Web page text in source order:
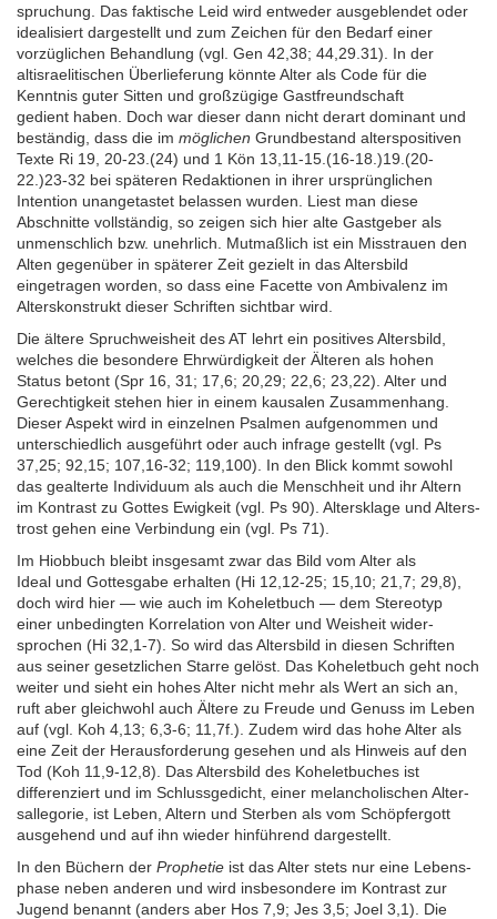
spruchung. Das faktische Leid wird entweder ausge­blendet oder
idealisiert dargestellt und zum Zeichen für den Bedarf einer
vorzüg­lichen Behand­lung (vgl. Gen 42,38; 44,29.31). In der
altisraeli­tischen Über­lieferung könnte Alter als Code für die
Kenntnis guter Sitten und großzügige Gast­freundschaft
gedient haben. Doch war dieser dann nicht derart dominant und
beständig, dass die im möglichen Grund­bestand alterspositiven
Texte Ri 19, 20-23.(24) und 1 Kön 13,11-15.(16-18.)19.(20-
22.)23-32 bei späteren Redaktionen in ihrer ursprünglichen
Intention unangetastet belassen wurden. Liest man diese
Abschnitte vollständig, so zeigen sich hier alte Gast­geber als
unmenschlich bzw. unehrlich. Mut­maßlich ist ein Misstrauen den
Alten gegenüber in späterer Zeit gezielt in das Alters­bild
eingetragen worden, so dass eine Facette von Ambivalenz im
Alters­konstrukt dieser Schriften sichtbar wird.
Die ältere Spruch­weisheit des AT lehrt ein positives Alters­bild,
welches die besondere Ehr­würdigkeit der Älteren als hohen
Status betont (Spr 16, 31; 17,6; 20,29; 22,6; 23,22). Alter und
Gerechtig­keit stehen hier in einem kausalen Zusammen­hang.
Dieser Aspekt wird in einzelnen Psalmen aufge­nommen und
unterschiedlich ausgeführt oder auch infrage gestellt (vgl. Ps
37,25; 92,15; 107,16-32; 119,100). In den Blick kommt sowohl
das gealterte Individuum als auch die Mensch­heit und ihr Altern
im Kontrast zu Gottes Ewigkeit (vgl. Ps 90). Alters­klage und Alters­
trost gehen eine Verbindung ein (vgl. Ps 71).
Im Hiobbuch bleibt insgesamt zwar das Bild vom Alter als
Ideal und Gottes­gabe erhalten (Hi 12,12-25; 15,10; 21,7; 29,8),
doch wird hier — wie auch im Kohelet­buch — dem Stereo­typ
einer unbe­dingten Korrelation von Alter und Weis­heit wider­
sprochen (Hi 32,1-7). So wird das Alters­bild in diesen Schriften
aus seiner gesetz­lichen Starre gelöst. Das Kohelet­buch geht noch
weiter und sieht ein hohes Alter nicht mehr als Wert an sich an,
ruft aber gleich­wohl auch Ältere zu Freude und Genuss im Leben
auf (vgl. Koh 4,13; 6,3-6; 11,7f.). Zudem wird das hohe Alter als
eine Zeit der Heraus­forderung gesehen und als Hinweis auf den
Tod (Koh 11,9-12,8). Das Altersbild des Kohelet­buches ist
differenziert und im Schluss­gedicht, einer melan­cholischen Alter­
sallegorie, ist Leben, Altern und Sterben als vom Schöpfer­gott
ausgehend und auf ihn wieder hinführend darge­stellt.
In den Büchern der Prophetie ist das Alter stets nur eine Lebens­
phase neben anderen und wird insbesondere im Kontrast zur
Jugend benannt (anders aber Hos 7,9; Jes 3,5; Joel 3,1). Die